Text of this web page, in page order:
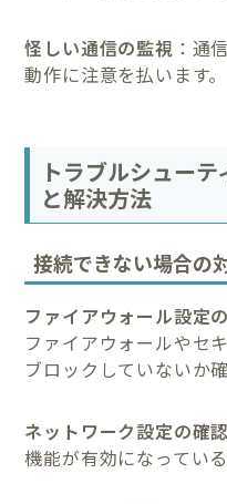
怪しい通信の監視 ：通
動作に注意を払います。
トラブルシュー
と解決方法
接続できない場合の
ファイアウォール設定
ファイアウォールやセ
ブロックしていないか確
ネットワーク設定の確認
機能が有効になってい